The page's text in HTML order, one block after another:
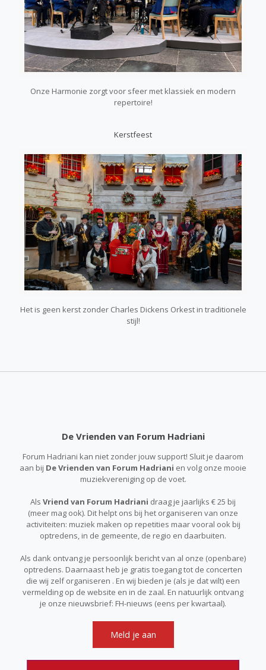
Onze Harmonie zorgt voor sfeer met klassiek en modern
repertoire!
Kerstfeest
Het is geen kerst zonder Charles Dickens Orkest in traditionele
stijl!
De Vrienden van Forum Hadriani
Forum Hadriani kan niet zonder jouw support! Sluit je daarom
aan bij De Vrienden van Forum Hadriani en volg onze mooie
muziekvereniging op de voet.
Als Vriend van Forum Hadriani draag je jaarlijks € 25 bij
(meer mag ook). Dit helpt ons bij het organiseren van onze
activiteiten: muziek maken op repetities maar vooral ook bij
optredens, in de gemeente, de regio en daarbuiten.
Als dank ontvang je persoonlijk bericht van al onze (openbare)
optredens. Daarnaast heb je gratis toegang tot de concerten
die wij zelf organiseren . En wij bieden je (als je dat wilt) een
vermelding op de website en in de zaal. En natuurlijk ontvang
je onze nieuwsbrief: FH-nieuws (eens per kwartaal).
Meld je aan